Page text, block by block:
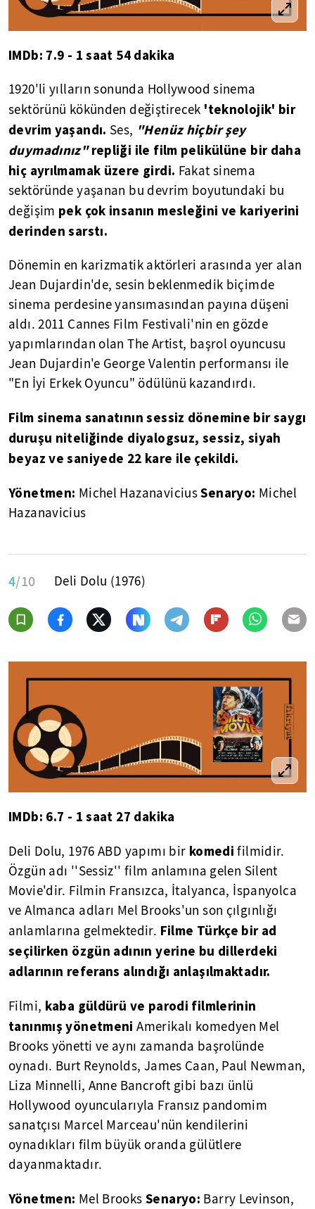
IMDb: 7.9 - 1 saat 54 dakika
1920'li yılların sonunda Hollywood sinema
sektörünü kökünden değiştirecek 'teknolojik' bir
devrim yaşandı. Ses, "Henüz hiçbir şey
duymadınız"repliği ile film pelikülüne bir daha
hiç ayrılmamak üzere girdi. Fakat sinema
sektöründe yaşanan bu devrim boyutundaki bu
değişim pek çok insanın mesleğini ve kariyerini
derinden sarstı.
Dönemin en karizmatik aktörleri arasında yer alan
Jean Dujardin'de, sesin beklenmedik biçimde
sinema perdesine yansımasından payına düşeni
aldı. 2011 Cannes Film Festivali'nin en gözde
yapımlarından olan The Artist, başrol oyuncusu
Jean Dujardin'e George Valentin performansı ile
"En İyi Erkek Oyuncu" ödülünü kazandırdı.
Film sinema sanatının sessiz dönemine bir saygı
duruşu niteliğinde diyalogsuz, sessiz, siyah
beyaz ve saniyede 22 kare ile çekildi.
Yönetmen: Michel HazanaviciusSenaryo: Michel
Hazanavicius
4/10 Deli Dolu (1976)
IMDb: 6.7 - 1 saat 27 dakika
Deli Dolu, 1976 ABD yapımı bir komedifilmidir.
Özgün adı ''Sessiz'' film anlamına gelen Silent
Movie'dir. Filmin Fransızca, İtalyanca, İspanyolca
ve Almanca adları Mel Brooks'un son çılgınlığı
anlamlarına gelmektedir. Filme Türkçe bir ad
seçilirken özgün adının yerine bu dillerdeki
adlarının referans alındığı anlaşılmaktadır.
Filmi, kaba güldürü ve parodi filmlerinin
tanınmış yönetmeniAmerikalı komedyen Mel
Brooks yönetti ve aynı zamanda başrolünde
oynadı. Burt Reynolds, James Caan, Paul Newman,
Liza Minnelli, Anne Bancroft gibi bazı ünlü
Hollywood oyuncularıyla Fransız pandomim
sanatçısı Marcel Marceau'nün kendilerini
oynadıkları film büyük oranda gülütlere
dayanmaktadır.
Yönetmen: Mel Brooks Senaryo: Barry Levinson,